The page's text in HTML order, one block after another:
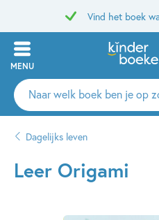
Vind het boek
MENU
Zoeken
naar
auteurs
uitgevers
Dagelijks leven
Leer Origami